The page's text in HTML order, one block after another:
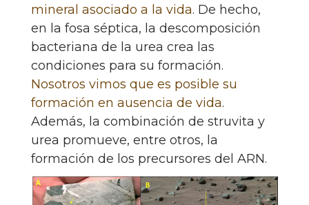
mineral asociado a la vida. De hecho,
en la fosa séptica, la descomposición
bacteriana de la urea crea las
condiciones para su formación.
Nosotros vimos que es posible su
formación en ausencia de vida.
Además, la combinación de struvita y
urea promueve, entre otros, la
formación de los precursores del ARN.